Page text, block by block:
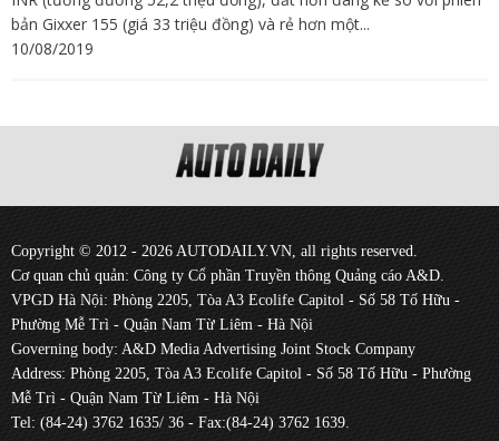
bản Gixxer 155 (giá 33 triệu đồng) và rẻ hơn một...
10/08/2019
Copyright © 2012 - 2026 AUTODAILY.VN, all rights reserved.
Cơ quan chủ quản: Công ty Cổ phần Truyền thông Quảng cáo A&D.
VPGD Hà Nội: Phòng 2205, Tòa A3 Ecolife Capitol - Số 58 Tố Hữu -
Phường Mễ Trì - Quận Nam Từ Liêm - Hà Nội
Governing body: A&D Media Advertising Joint Stock Company
Address: Phòng 2205, Tòa A3 Ecolife Capitol - Số 58 Tố Hữu - Phường
Mễ Trì - Quận Nam Từ Liêm - Hà Nội
Tel: (84-24) 3762 1635/ 36 - Fax:(84-24) 3762 1639.